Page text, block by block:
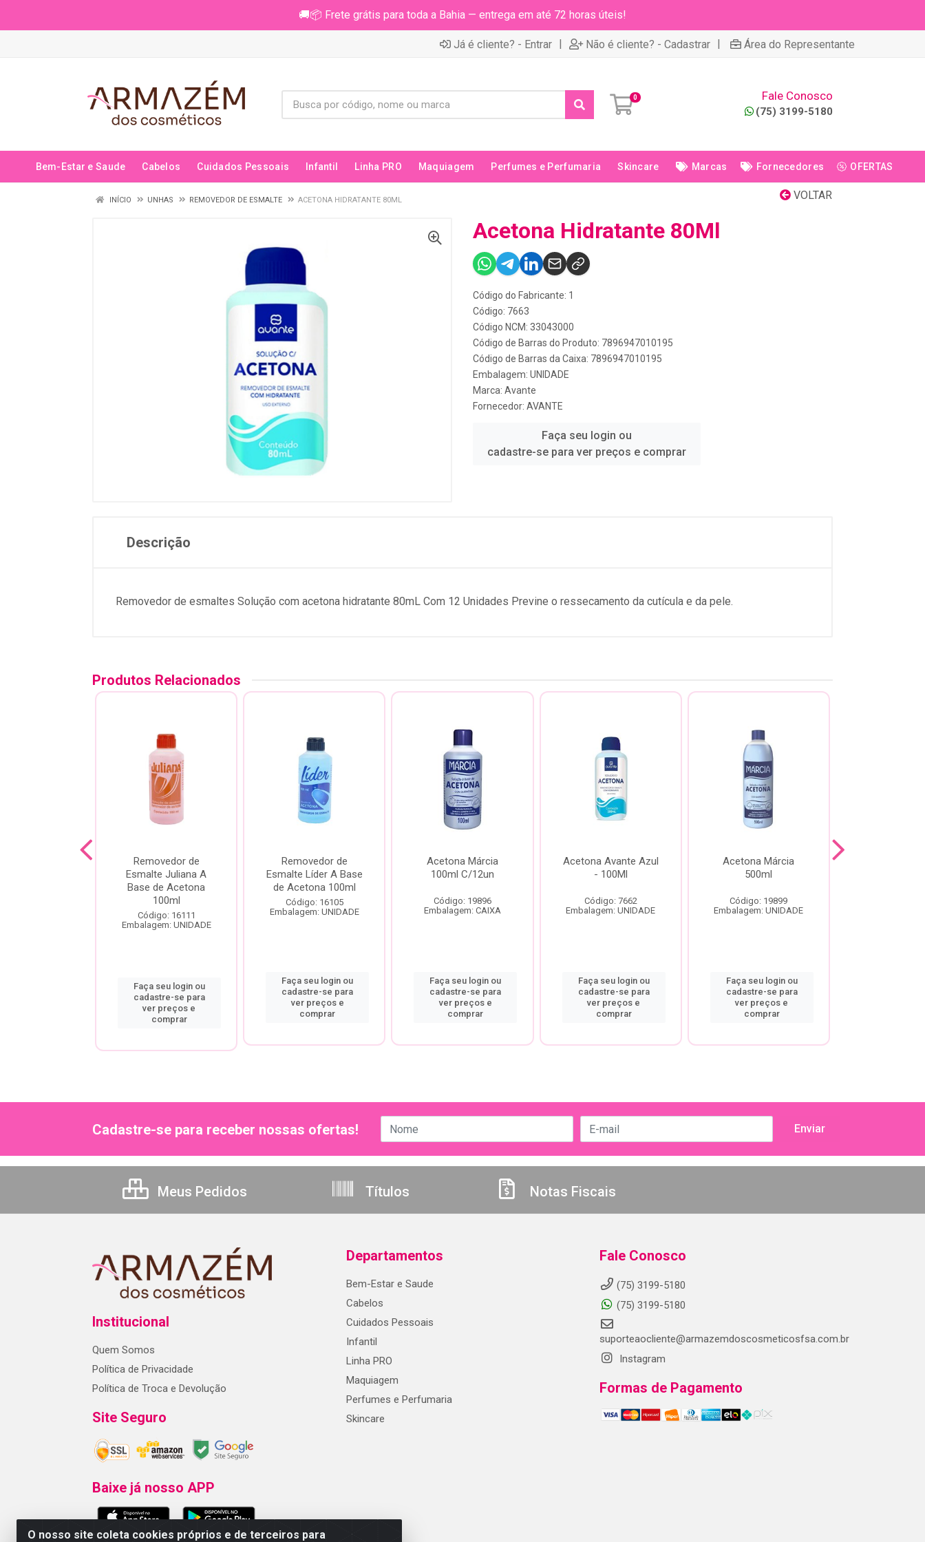
🚚📦 Frete grátis para toda a Bahia — entrega em até 72 horas úteis!
Já é cliente? - Entrar | Não é cliente? - Cadastrar | Área do Representante
0 Fale Conosco
(75) 3199-5180
Bem-Estar e Saude Cabelos Cuidados Pessoais Infantil Linha PRO Maquiagem Perfumes e Perfumaria Skincare Marcas Fornecedores OFERTAS
VOLTAR
INÍCIO UNHAS REMOVEDOR DE ESMALTE ACETONA HIDRATANTE 80ML
Acetona Hidratante 80Ml
Código do Fabricante: 1
Código: 7663
Código NCM: 33043000
Código de Barras do Produto: 7896947010195
Código de Barras da Caixa: 7896947010195
Embalagem: UNIDADE
Marca: Avante
Fornecedor: AVANTE
Faça seu login ou
cadastre-se para ver preços e comprar
Descrição
Removedor de esmaltes Solução com acetona hidratante 80mL Com 12 Unidades Previne o ressecamento da cutícula e da pele.
Produtos Relacionados
Removedor de
Esmalte Juliana A
Base de Acetona
100ml
Código: 16111
Embalagem: UNIDADE
Faça seu login ou
cadastre-se para
ver preços e
comprar
Removedor de
Esmalte Líder A Base
de Acetona 100ml
Código: 16105
Embalagem: UNIDADE
Faça seu login ou
cadastre-se para
ver preços e
comprar
Acetona Márcia
100ml C/12un
Código: 19896
Embalagem: CAIXA
Faça seu login ou
cadastre-se para
ver preços e
comprar
Acetona Avante Azul
- 100Ml
Código: 7662
Embalagem: UNIDADE
Faça seu login ou
cadastre-se para
ver preços e
comprar
Acetona Márcia
500ml
Código: 19899
Embalagem: UNIDADE
Faça seu login ou
cadastre-se para
ver preços e
comprar
O nosso site coleta cookies próprios e de terceiros para
Cadastre-se para receber nossas ofertas!
Meus Pedidos Títulos Notas Fiscais
Institucional
Quem Somos
Política de Privacidade
Política de Troca e Devolução
Site Seguro
Baixe já nosso APP
Departamentos
Bem-Estar e Saude
Cabelos
Cuidados Pessoais
Infantil
Linha PRO
Maquiagem
Perfumes e Perfumaria
Skincare
Fale Conosco
(75) 3199-5180
(75) 3199-5180
suporteaocliente@armazemdoscosmeticosfsa.com.br
Instagram
Formas de Pagamento